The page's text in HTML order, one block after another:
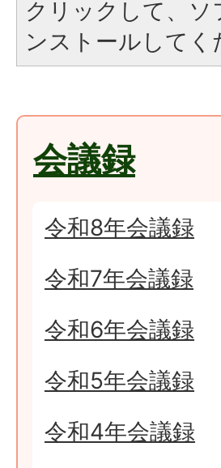
クリックして、
ンストールしてく
会議録
令和8年会議録
令和7年会議録
令和6年会議録
令和5年会議録
令和4年会議録